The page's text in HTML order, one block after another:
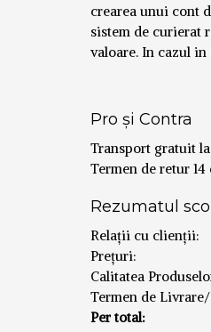
crearea unui cont
sistem de curierat
valoare. In cazul
Pro și Contra
Transport gratuit
Termen de retur 14
Rezumatul
Relații cu clienții:
Prețuri:
Calitatea
Termen de
Per total: